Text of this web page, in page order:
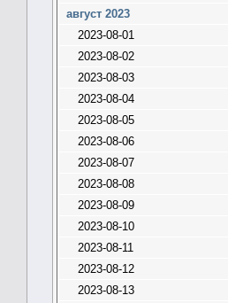
август 2023
2023-08-01
2023-08-02
2023-08-03
2023-08-04
2023-08-05
2023-08-06
2023-08-07
2023-08-08
2023-08-09
2023-08-10
2023-08-11
2023-08-12
2023-08-13